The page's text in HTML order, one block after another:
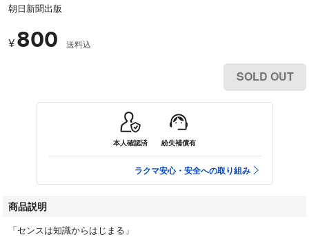
朝日新聞出版
¥ 800 送料込
SOLD OUT
本人確認済 紛失補償有
ラクマ安心・安全への取り組み
商品説明
「センスは知識からはじまる」